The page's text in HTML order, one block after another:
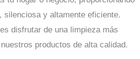
silenciosa y altamente eficiente.
disfrutar de una limpieza más
productos de alta calidad.